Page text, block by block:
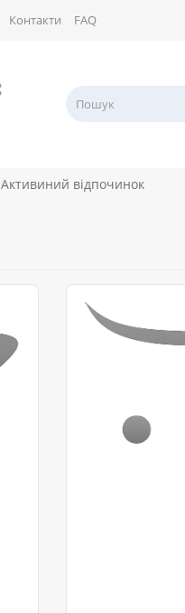
Контакти FAQ
Активиний відпочинок